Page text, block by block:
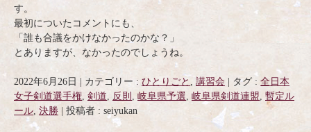
す。
最初についたコメントにも、
「誰も合議をかけなかったのかな？」
とありますが、なかったのでしょうね。
2022年6月26日 | カテゴリー : ひとりごと 講習会 | タグ : 全日本
女子剣道選手権 剣道 反則 岐阜県予選 岐阜県剣道連盟 暫定ル
ール 決勝 | 投稿者 : seiyukan